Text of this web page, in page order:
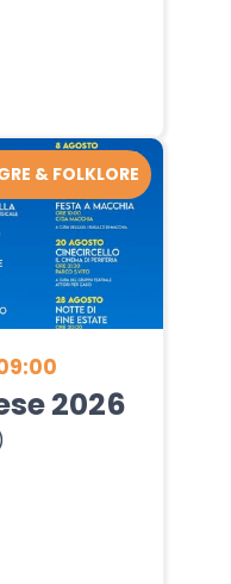
2026
& FOLKLORE